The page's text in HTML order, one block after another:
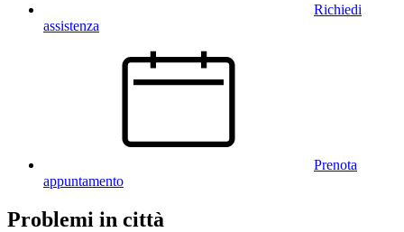
Richiedi
assistenza
Prenota
appuntamento
Problemi in città